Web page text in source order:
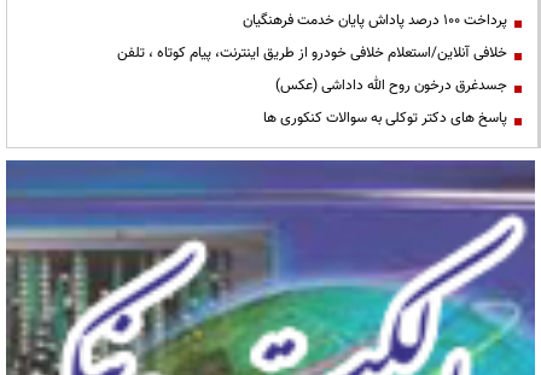
پرداخت ۱۰۰ درصد پاداش پایان خدمت فرهنگیان
خلافی آنلاین/استعلام خلافی خودرو از طریق اینترنت، پیام کوتاه ، تلفن
جسدغرق درخون روح الله داداشی (عکس)
پاسخ های دکتر توکلی به سوالات کنکوری ها